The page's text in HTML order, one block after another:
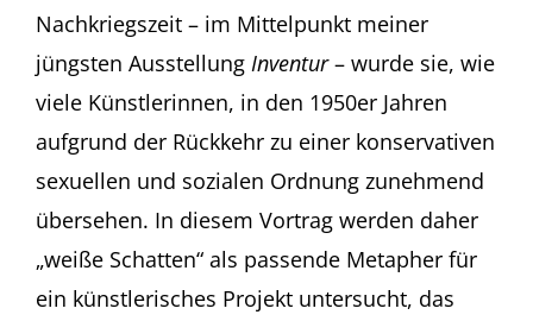
Nachkriegszeit – im Mittelpunkt meiner
jüngsten Ausstellung Inventur– wurde sie, wie
viele Künstlerinnen, in den 1950er Jahren
aufgrund der Rückkehr zu einer konservativen
sexuellen und sozialen Ordnung zunehmend
übersehen. In diesem Vortrag werden daher
„weiße Schatten“ als passende Metapher für
ein künstlerisches Projekt untersucht, das